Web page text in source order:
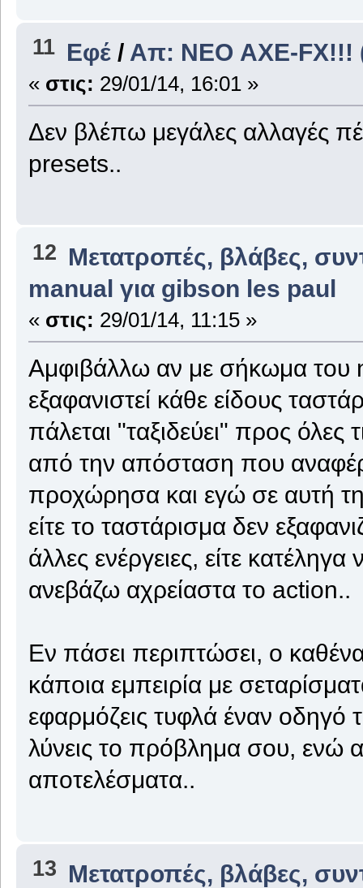
11 Εφέ / Απ: ΝΕΟ AXE-FX!!!
« στις: 29/01/14, 16:01 »
Δεν βλέπω μεγάλες αλλαγές
presets..
12 Μετατροπές, βλάβες,
manual για gibson les paul
« στις: 29/01/14, 11:15 »
Αμφιβάλλω αν με σήκωμα του
εξαφανιστεί κάθε είδους
πάλεται "ταξιδεύει" προς όλες
από την απόσταση που
προχώρησα και εγώ σε αυτή
είτε το ταστάρισμα δεν
άλλες ενέργειες, είτε
ανεβάζω αχρείαστα το action..
Εν πάσει περιπτώσει, ο
κάποια εμπειρία με
εφαρμόζεις τυφλά έναν οδηγό
λύνεις το πρόβλημα σου, ενώ
αποτελέσματα..
13 Μετατροπές, βλάβες,